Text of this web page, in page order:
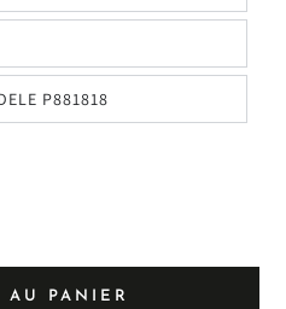
P881818
AU PANIER